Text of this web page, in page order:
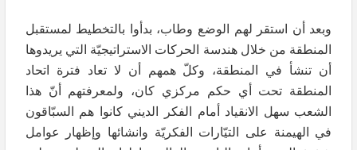
وبعد أن استقر لهم الوضع وطاب، بدأوا بالتخطيط لمستقبل
المنطقة من خلال هندسة الحركات الاستراتيجيّة التي يريدوها
أن تنشأ في المنطقة، وكلّ همهم أن لا تعاد فترة اتحاد
المنطقة تحت أي حكم مركزي كان، ولمعرفتهم أنّ هذا
الشعب سهل الانقياد أمام الفكر الديني كانوا هم السبّاقون
في الهيمنة على التيّارات الفكريّة وانشائها وإظهار عوامل